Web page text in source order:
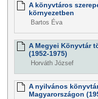
A könyvtáros
környezetben
Bartos Éva
A Megyei Könyvtár
(1952-1975)
Horváth József
A nyilvános
Magyarországon